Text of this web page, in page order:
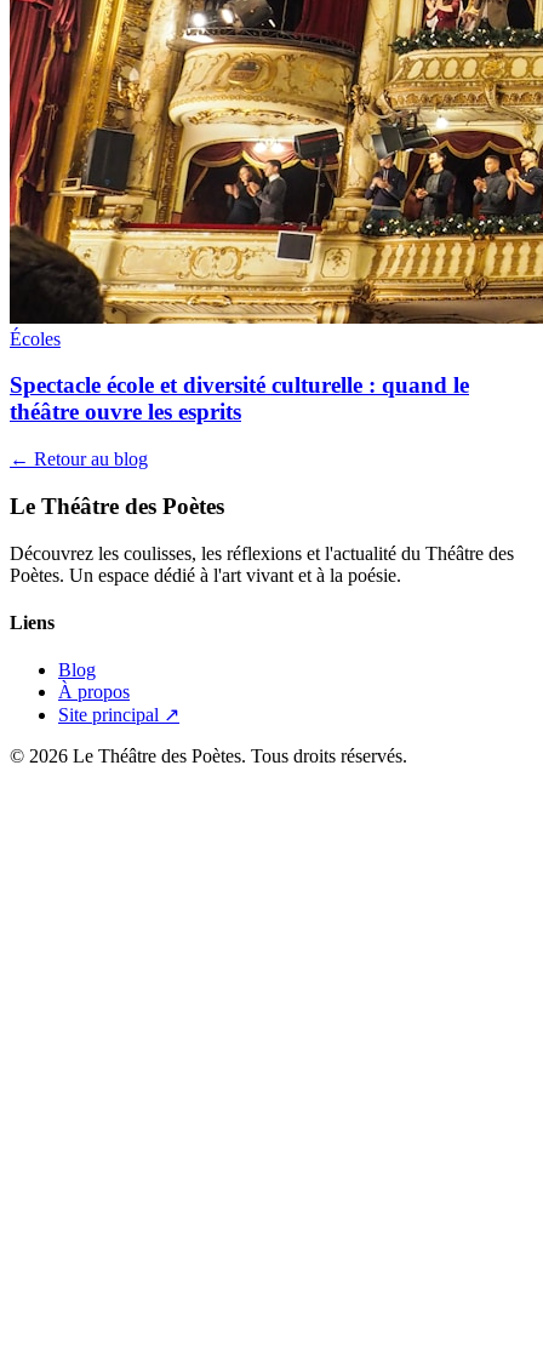
Écoles
Spectacle école et diversité culturelle : quand le
théâtre ouvre les esprits
← Retour au blog
Le Théâtre des Poètes
Découvrez les coulisses, les réflexions et l'actualité du Théâtre des
Poètes. Un espace dédié à l'art vivant et à la poésie.
Liens
Blog
À propos
Site principal ↗
© 2026 Le Théâtre des Poètes. Tous droits réservés.